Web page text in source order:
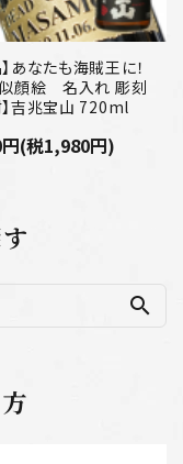
】あなたも海賊王に！
顔絵 名入れ 彫刻
】吉兆宝山 720ml
(税1,980円)
search